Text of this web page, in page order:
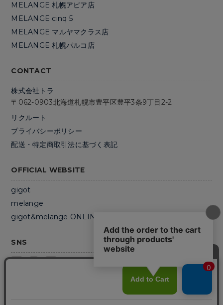
MELANGE 札幌アピア店
MELANGE cinq 5
MELANGE マルヤマクラス店
MELANGE 札幌パルコ店
CONTACT
株式会社トラ
〒062-0903北海道札幌市豊平区豊平3条9丁目2-2
リクルート
プライバシーポリシー
配送・特定商取引法に基づく表記
OFFICIAL WEBSITE
gigot
melange
gigot&melange ONLINE STORE
SNS
Copyright (C) 2010 - 2026 TORA CO.,LTD All Rights Reserved.